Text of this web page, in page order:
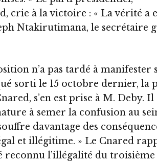
crie à la victoire : « La vérité a
Ntakirutimana, le secrétaire
n’a pas tardé à manifester
sorti le 15 octobre dernier, la
s’en est prise à M. Deby.
à semer la confusion au
davantage des
et illégitime. » Le Cnared
reconnu l’illégalité du